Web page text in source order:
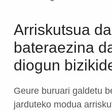
Arriskutsua
bateraezina
diogun
Geure buruari galdetu
jarduteko modua